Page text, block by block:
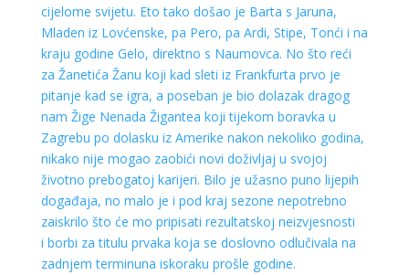
cijelome svijetu. Eto tako došao je Barta s Jaruna,
Mladen iz Lovćenske, pa Pero, pa Ardi, Stipe, Tonći i na
kraju godine Gelo, direktno s Naumovca. No što reći
za Žanetića Žanu koji kad sleti iz Frankfurta prvo je
pitanje kad se igra, a poseban je bio dolazak dragog
nam Žige Nenada Žigantea koji tijekom boravka u
Zagrebu po dolasku iz Amerike nakon nekoliko godina,
nikako nije mogao zaobići novi doživljaj u svojoj
životno prebogatoj karijeri. Bilo je užasno puno lijepih
događaja, no malo je i pod kraj sezone nepotrebno
zaiskrilo što će mo pripisati rezultatskoj neizvjesnosti
i borbi za titulu prvaka koja se doslovno odlučivala na
zadnjem terminuna iskoraku prošle godine.